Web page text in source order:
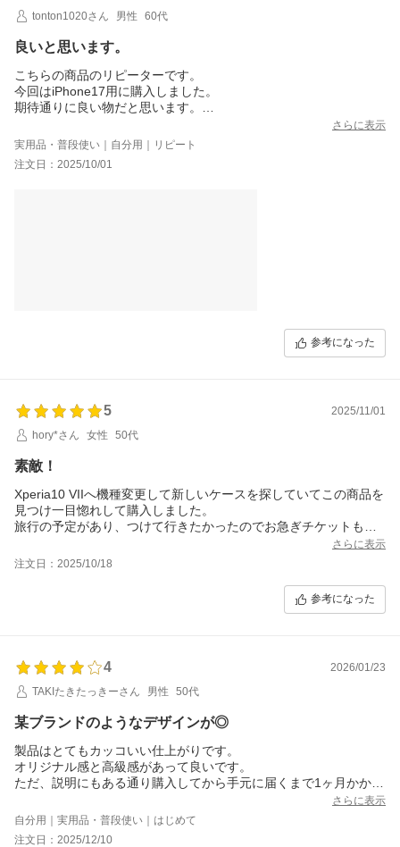
tonton1020さん
男性 60代
良いと思います。
こちらの商品のリピーターです。
今回はiPhone17用に購入しました。
期待通りに良い物だと思います。
ホックの穴が使っているうちに広がって止まらなくなるのではと
思える感じです。
まだ今後のことなので分からないですが、
さらに表示
実用品・普段使い｜自分用｜リピート
注文日：2025/10/01
参考になった
5
2025/11/01
hory*さん
女性 50代
素敵！
Xperia10 VIIへ機種変更して新しいケースを探していてこの商品を
見つけ一目惚れして購入しました。
旅行の予定があり、つけて行きたかったのでお急ぎチケットも購
画像のイメージどおりの素敵なケースです！
Xperia10 VIIはサイドに指紋認証のボタンがありますが、ボタンと
ケースの留め金具との間に若干の隙間があり金具があたってボタ
ンに傷がつくという心配もなく、細かな配慮で作られているとい
オプションで購入したストラップもケースの雰囲気に合っていて
素敵です！
さらに表示
注文日：2025/10/18
参考になった
4
2026/01/23
TAKIたきたっきーさん
男性 50代
某ブランドのようなデザインが◎
製品はとてもカッコいい仕上がりです。
オリジナル感と高級感があって良いです。
ただ、説明にもある通り購入してから手元に届くまで1ヶ月かかり
ましたので気長に待てる方が購入を検討されると良いかと思いま
す。?
さらに表示
自分用｜実用品・普段使い｜はじめて
注文日：2025/12/10